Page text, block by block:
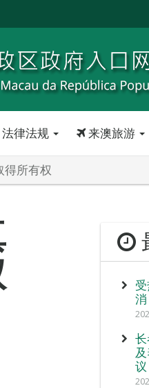
法律法规 来澳旅游
得所有权
消
议